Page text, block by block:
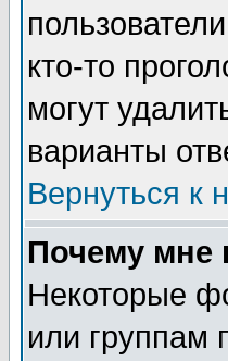
кто-то
могут
варианты
Вернуться к
Почему мне
Некоторые
или группам